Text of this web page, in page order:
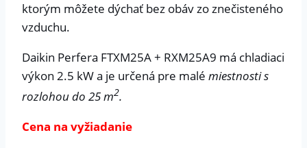
ktorým môžete dýchať bez obáv zo znečisteného
vzduchu.
Daikin Perfera FTXM25A + RXM25A9 má chladiaci
výkon 2.5 kW a je určená pre malé miestnosti s
rozlohou do 25 m2.
Cena na vyžiadanie